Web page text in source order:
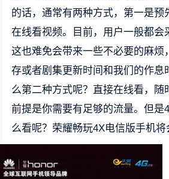
的话，通常有两种方式，第一是预
在线看视频。目前，用户一般都会
这也难免会带来一些不必要的麻烦
存或者剧集更新时间和我们的作息
么第二种方式呢？直接在线看，随
前提是你需要有足够的流量。但是
么看呢？荣耀畅玩4X电信版手机将